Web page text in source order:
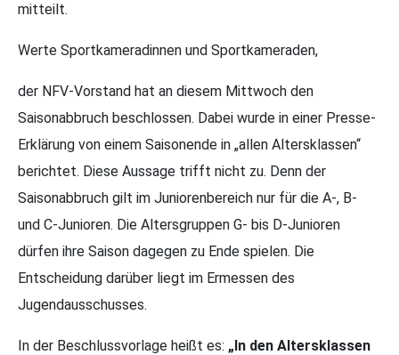
mitteilt.
Werte Sportkameradinnen und Sportkameraden,
der NFV-Vorstand hat an diesem Mittwoch den
Saisonabbruch beschlossen. Dabei wurde in einer Presse-
Erklärung von einem Saisonende in „allen Altersklassen“
berichtet. Diese Aussage trifft nicht zu. Denn der
Saisonabbruch gilt im Juniorenbereich nur für die A-, B-
und C-Junioren. Die Altersgruppen G- bis D-Junioren
dürfen ihre Saison dagegen zu Ende spielen. Die
Entscheidung darüber liegt im Ermessen des
Jugendausschusses.
In der Beschlussvorlage heißt es: „In den Altersklassen